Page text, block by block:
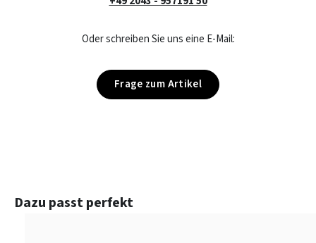
Oder schreiben Sie uns eine E-Mail:
Frage zum Artikel
Produktgalerie überspringen
Dazu passt perfekt